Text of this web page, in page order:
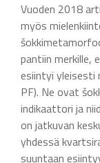
Vuoden 2018
myös
pantiin merkille,
esiintyi yleisesti
PF). Ne ovat
indikaattori ja
on jatkuvan
yhdessä
suuntaan